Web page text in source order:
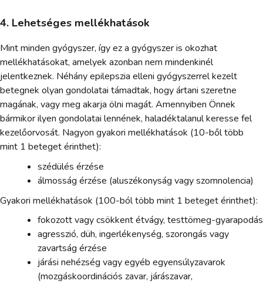
4. Lehetséges mellékhatások
Mint minden gyógyszer, így ez a gyógyszer is okozhat
mellékhatásokat, amelyek azonban nem mindenkinél
jelentkeznek. Néhány epilepszia elleni gyógyszerrel kezelt
betegnek olyan gondolatai támadtak, hogy ártani szeretne
magának, vagy meg akarja ölni magát. Amennyiben Önnek
bármikor ilyen gondolatai lennének, haladéktalanul keresse fel
kezelőorvosát. Nagyon gyakori mellékhatások (10-ből több
mint 1 beteget érinthet):
szédülés érzése
álmosság érzése (aluszékonyság vagy szomnolencia)
Gyakori mellékhatások (100-ból több mint 1 beteget érinthet):
fokozott vagy csökkent étvágy, testtömeg-gyarapodás
agresszió, düh, ingerlékenység, szorongás vagy
zavartság érzése
járási nehézség vagy egyéb egyensúlyzavarok
(mozgáskoordinációs zavar, járászavar,